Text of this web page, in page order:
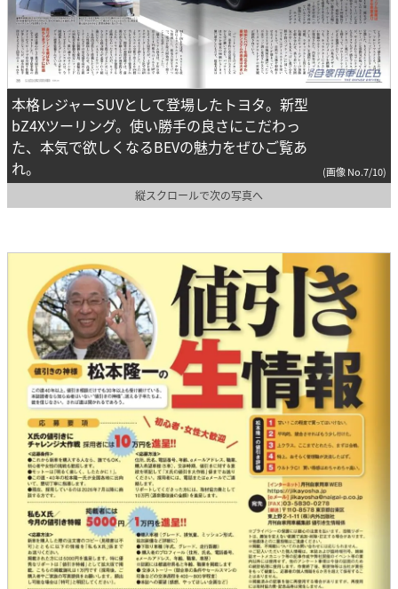
本格レジャーSUVとして登場したトヨタ。新型
bZ4Xツーリング。使い勝手の良さにこだわっ
た、本気で欲しくなるBEVの魅力をぜひご覧あ
れ。
(画像 No.7/10)
縦スクロールで次の写真へ